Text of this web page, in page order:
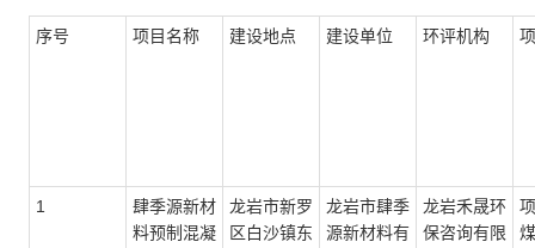
序号 项目名称 建设地点 建设单位 环评机构
1
肆季源新材
料预制混凝
龙岩市新罗
区白沙镇东
龙岩市肆季
源新材料有
龙岩禾晟环
保咨询有限